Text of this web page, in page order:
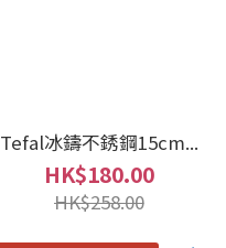
Tefal冰鑄不銹鋼15cm...
HK$180.00
HK$258.00